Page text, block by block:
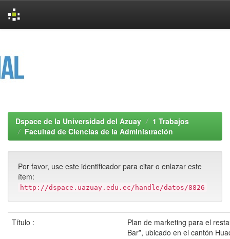
Dspace de la Universidad del Azuay
1 Trabajos
Facultad de Ciencias de la Administración
Por favor, use este identificador para citar o enlazar este
ítem:
http://dspace.uazuay.edu.ec/handle/datos/8826
Título :
Plan de marketing para el
Bar”, ubicado en el cantón